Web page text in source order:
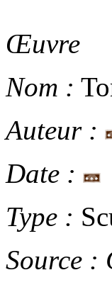
Œuvre
Nom :
Auteur :
Date :
Type :
Source :